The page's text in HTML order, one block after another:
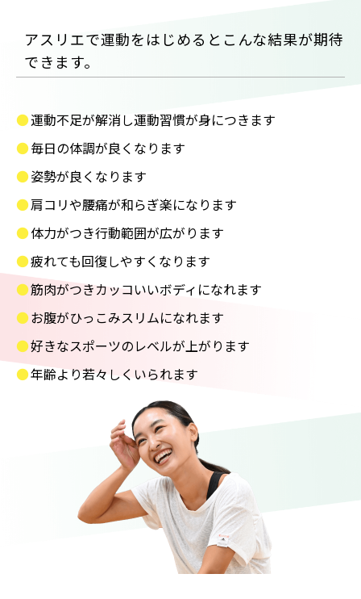
アスリエで運動をはじめるとこんな結果が期待
できます。
運動不足が解消し運動習慣が身につきます
毎日の体調が良くなります
姿勢が良くなります
肩コリや腰痛が和らぎ楽になります
体力がつき行動範囲が広がります
疲れても回復しやすくなります
筋肉がつきカッコいいボディになれます
お腹がひっこみスリムになれます
好きなスポーツのレベルが上がります
年齢より若々しくいられます